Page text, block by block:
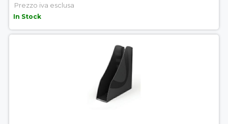
Prezzo iva esclusa
In Stock